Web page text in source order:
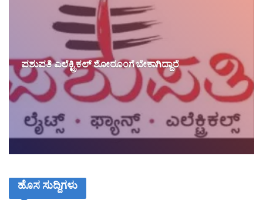
ಪಶುಪತಿ ಎಲೆಕ್ಟ್ರಿಕಲ್ ಶೋರೂಂಗೆ ಬೇಕಾಗಿದ್ದಾರೆ
ಹೊಸ ಸುದ್ದಿಗಳು